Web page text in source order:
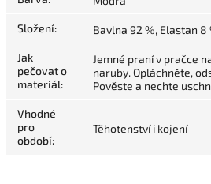
Složení: Bavlna 92 %, Elastan 8
Jak
pečovat o
materiál:
Jemné praní v pračce
naruby. Opláchněte,
Pověste a nechte
Vhodné
pro
období:
Těhotenství i kojení